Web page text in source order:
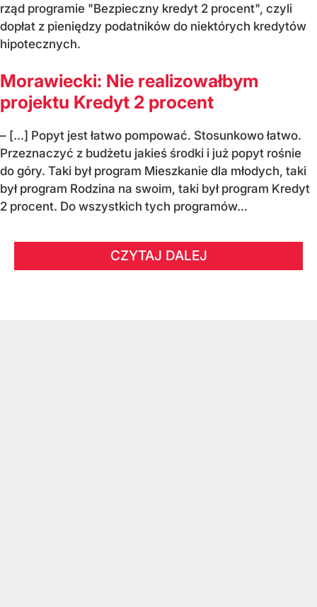
rząd programie "Bezpieczny kredyt 2 procent", czyli
dopłat z pieniędzy podatników do niektórych kredytów
hipotecznych.
Morawiecki: Nie realizowałbym
projektu Kredyt 2 procent
– [...] Popyt jest łatwo pompować. Stosunkowo łatwo.
Przeznaczyć z budżetu jakieś środki i już popyt rośnie
do góry. Taki był program Mieszkanie dla młodych, taki
był program Rodzina na swoim, taki był program Kredyt
2 procent. Do wszystkich tych programów...
CZYTAJ DALEJ